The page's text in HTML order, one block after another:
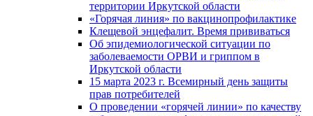
территории Иркутской области
«Горячая линия» по вакцинопрофилактике
Клещевой энцефалит. Время прививаться
Об эпидемиологической ситуации по
заболеваемости ОРВИ и гриппом в
Иркутской области
15 марта 2023 г. Всемирный день защиты
прав потребителей
О проведении «горячей линии» по качеству